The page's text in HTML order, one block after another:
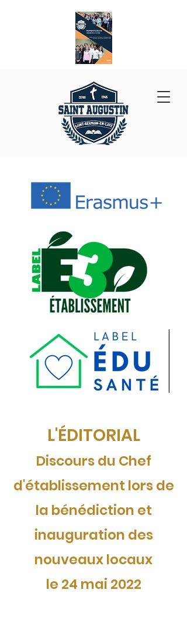
L'ÉDITORIAL
Discours du Chef
d'établissement lors de
la bénédiction et
inauguration des
nouveaux locaux
le 24 mai 2022